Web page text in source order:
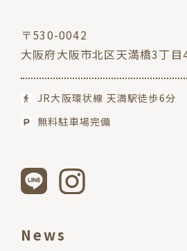
〒530-0042
大阪府大阪市北区天満橋3丁
JR大阪環状線 天満駅徒歩6分
無料駐車場完備
News